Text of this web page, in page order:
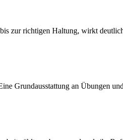
zur richtigen Haltung, wirkt
Grundausstattung an Übungen